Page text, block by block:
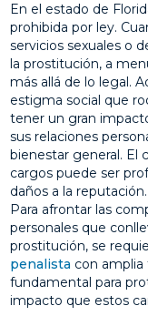
En el estado de
prohibida por ley.
servicios sexuales o
la prostitución, a
más allá de lo legal.
estigma social que
tener un gran
sus relaciones
bienestar general. El
cargos puede ser
daños a la reputación.
Para afrontar las
personales que
prostitución, se
penalista con amplia
fundamental para
impacto que estos